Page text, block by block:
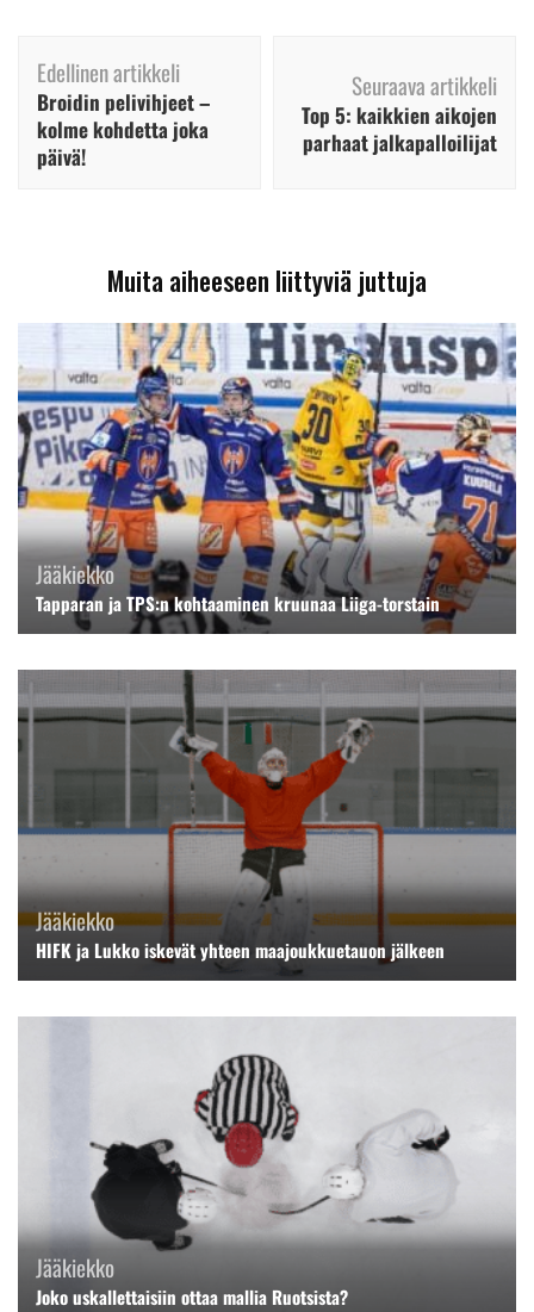
Artikkelien
selaus
Edellinen artikkeli
Broidin pelivihjeet –
kolme kohdetta joka
päivä!
Seuraava artikkeli
Top 5: kaikkien aikojen
parhaat jalkapalloilijat
Muita aiheeseen liittyviä juttuja
Jääkiekko
Tapparan ja TPS:n kohtaaminen kruunaa Liiga-torstain
Jääkiekko
HIFK ja Lukko iskevät yhteen maajoukkuetauon jälkeen
Jääkiekko
Joko uskallettaisiin ottaa mallia Ruotsista?